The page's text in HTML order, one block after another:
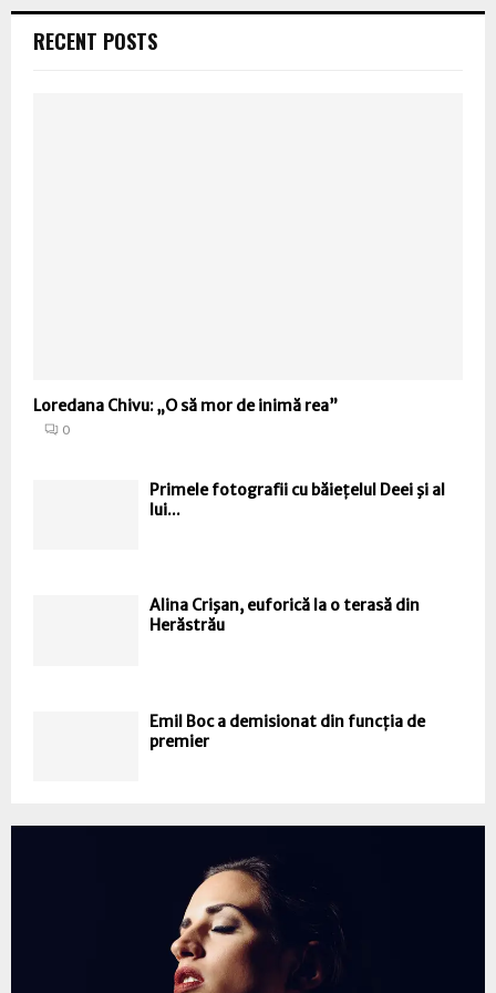
RECENT POSTS
Loredana Chivu: „O să mor de inimă rea”
0
Primele fotografii cu băiețelul Deei şi al
lui...
Alina Crişan, euforică la o terasă din
Herăstrău
Emil Boc a demisionat din funcția de
premier